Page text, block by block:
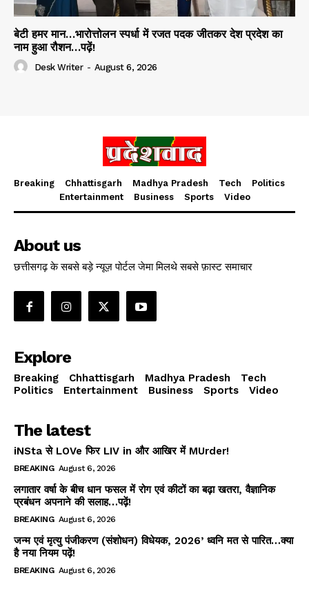
बेटी हमर मान…भारोत्तोलन स्पर्धा में रजत पदक जीतकर देश प्रदेश का
नाम हुआ रौशन…पढ़ें!
Desk Writer - August 6, 2026
Breaking Chhattisgarh Madhya Pradesh Tech
Politics
Entertainment
Business Sports Video
About us
छत्तीसगढ़ के सबसे बड़े न्यूज़ पोर्टल जेमा मिलथे सबसे फ़ास्ट समाचार
Explore
Breaking Chhattisgarh Madhya Pradesh
Tech
Politics
Entertainment Business Sports Video
The latest
iNSta से LOVe फिर LIV in और आखिर में MUrder!
BREAKING August 6, 2026
लगातार वर्षा के बीच धान फसल में रोग एवं कीटों का बढ़ा खतरा, वैज्ञानिक
प्रबंधन अपनाने की सलाह…पढ़ें!
BREAKING August 6, 2026
जन्म एवं मृत्यु पंजीकरण (संशोधन) विधेयक, 2026’ ध्वनि मत से पारित…क्या
है नया नियम पढ़ें!
BREAKING August 6, 2026